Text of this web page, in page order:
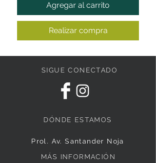
Agregar al carrito
Realizar compra
SIGUE CONECTADO
DÓNDE ESTAMOS
Prol. Av. Santander Noja
MÁS INFORMACIÓN